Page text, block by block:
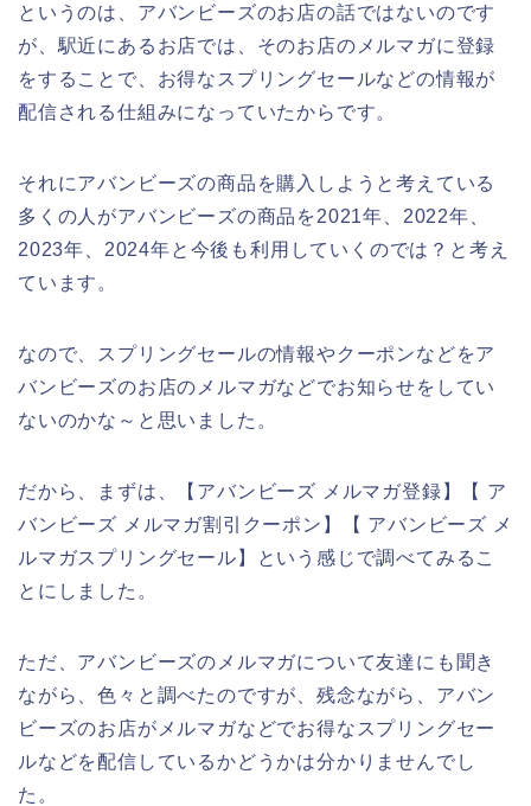
というのは、アバンビーズのお店の話ではないのです
が、駅近にあるお店では、そのお店のメルマガに登録
をすることで、お得なスプリングセールなどの情報が
配信される仕組みになっていたからです。
それにアバンビーズの商品を購入しようと考えている
多くの人がアバンビーズの商品を2021年、2022年、
2023年、2024年と今後も利用していくのでは？と考え
ています。
なので、スプリングセールの情報やクーポンなどをア
バンビーズのお店のメルマガなどでお知らせをしてい
ないのかな～と思いました。
だから、まずは、【アバンビーズ メルマガ登録】【 ア
バンビーズ メルマガ割引クーポン】【 アバンビーズ メ
ルマガスプリングセール】という感じで調べてみるこ
とにしました。
ただ、アバンビーズのメルマガについて友達にも聞き
ながら、色々と調べたのですが、残念ながら、アバン
ビーズのお店がメルマガなどでお得なスプリングセー
ルなどを配信しているかどうかは分かりませんでし
た。